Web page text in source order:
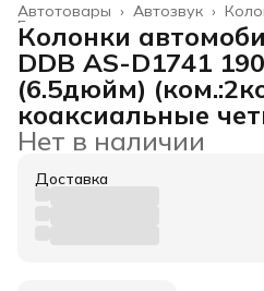
Автозвук ›
Автотовары ›
Главная
Колонки
DDB AS-D1741
(6.5дюйм)
коаксиальные
Нет в наличии
Доставка